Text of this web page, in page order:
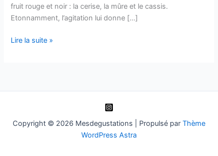
fruit rouge et noir : la cerise, la mûre et le cassis.
Etonnamment, l’agitation lui donne […]
Faugères
–
Lire la suite »
Copyright © 2026 Mesdegustations | Propulsé par Thème
WordPress Astra